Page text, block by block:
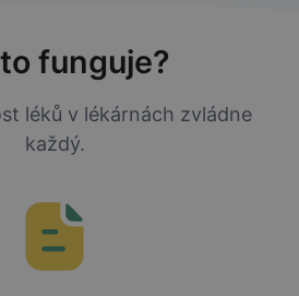
funguje?
léků v lékárnách zvládne
každý.